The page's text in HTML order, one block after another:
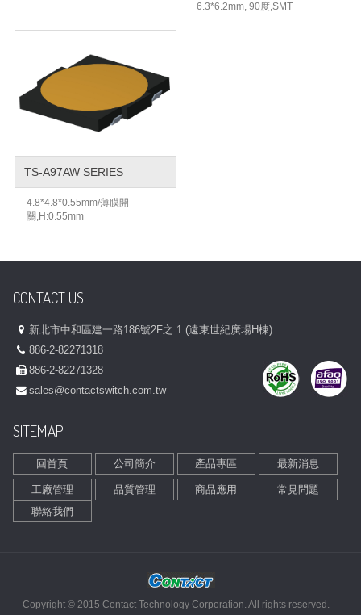
6.3*6.2mm, 90度,SMT
TS-A97AW SERIES
4.8*4.8*0.55mm/薄膜開
關,H:0.55mm
CONTACT US
新北市中和區建一路186號2F之 1 (遠東世紀廣場H棟)
886-2-82271318
886-2-82271328
sales@contactswitch.com.tw
SITEMAP
回首頁 公司簡介 產品專區 最新消息
工廠管理 品質管理 商品應用
常見問題
聯絡我們
Copyright © 2015 Contact Technology Corporation. All rights reserved.